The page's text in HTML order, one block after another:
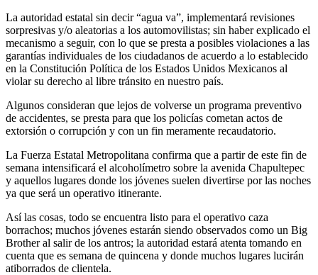
La autoridad estatal sin decir “agua va”, implementará revisiones
sorpresivas y/o aleatorias a los automovilistas; sin haber explicado el
mecanismo a seguir, con lo que se presta a posibles violaciones a las
garantías individuales de los ciudadanos de acuerdo a lo establecido
en la Constitución Política de los Estados Unidos Mexicanos al
violar su derecho al libre tránsito en nuestro país.
Algunos consideran que lejos de volverse un programa preventivo
de accidentes, se presta para que los policías cometan actos de
extorsión o corrupción y con un fin meramente recaudatorio.
La Fuerza Estatal Metropolitana confirma que a partir de este fin de
semana intensificará el alcoholímetro sobre la avenida Chapultepec
y aquellos lugares donde los jóvenes suelen divertirse por las noches
ya que será un operativo itinerante.
Así las cosas, todo se encuentra listo para el operativo caza
borrachos; muchos jóvenes estarán siendo observados como un Big
Brother al salir de los antros; la autoridad estará atenta tomando en
cuenta que es semana de quincena y donde muchos lugares lucirán
atiborrados de clientela.